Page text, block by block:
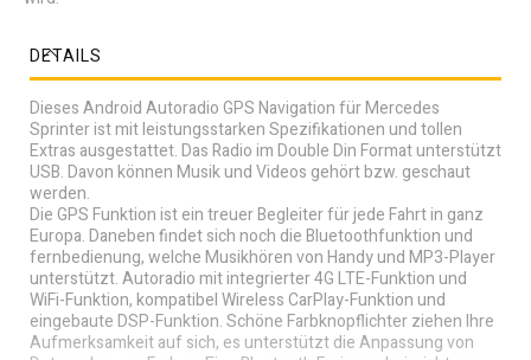
DETAILS
Dieses Android Autoradio GPS Navigation für Mercedes
Sprinter ist mit leistungsstarken Spezifikationen und tollen
Extras ausgestattet. Das Radio im Double Din Format unterstützt
USB. Davon können Musik und Videos gehört bzw. geschaut
werden.
Die GPS Funktion ist ein treuer Begleiter für jede Fahrt in ganz
Europa. Daneben findet sich noch die Bluetoothfunktion und
fernbedienung, welche Musikhören von Handy und MP3-Player
unterstützt. Autoradio mit integrierter 4G LTE-Funktion und
WiFi-Funktion, kompatibel Wireless CarPlay-Funktion und
eingebaute DSP-Funktion. Schöne Farbknopflichter ziehen Ihre
Aufmerksamkeit auf sich, es unterstützt die Anpassung von